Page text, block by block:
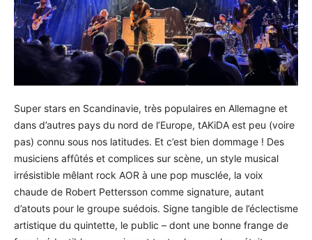
Super stars en Scandinavie, très populaires en Allemagne et
dans d’autres pays du nord de l’Europe, tAKiDA est peu (voire
pas) connu sous nos latitudes. Et c’est bien dommage ! Des
musiciens affûtés et complices sur scène, un style musical
irrésistible mêlant rock AOR à une pop musclée, la voix
chaude de Robert Pettersson comme signature, autant
d’atouts pour le groupe suédois. Signe tangible de l’éclectisme
artistique du quintette, le public – dont une bonne frange de